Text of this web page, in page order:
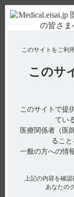
使用期
No : 1158
【ルネス
うにすれ
【ルネスタ】
車の運転者への
ルネスタを服用す
械の操作をしない
自動車運転につい
このサイトをご利
このサ
このサイトで提
てい
医療関係者（医
ること
一般の方への情
上記の内容を確認
あなたの